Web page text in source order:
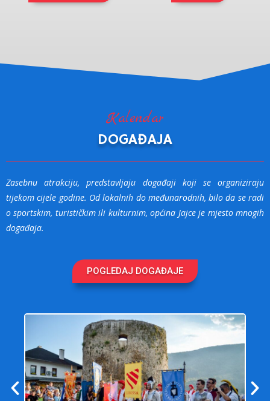
Kalendar
DOGAĐAJA
Zasebnu atrakciju, predstavljaju događaji koji se organiziraju
tijekom cijele godine. Od lokalnih do međunarodnih, bilo da se radi
o sportskim, turističkim ili kulturnim, općina Jajce je mjesto mnogih
događaja.
POGLEDAJ DOGAĐAJE